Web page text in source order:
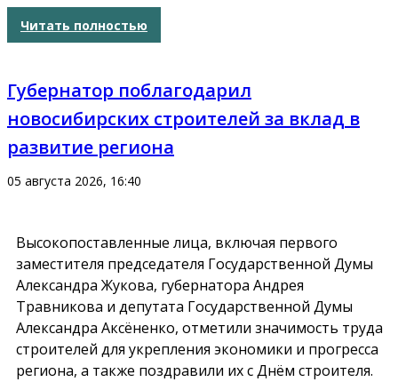
Читать полностью
Губернатор поблагодарил
новосибирских строителей за вклад в
развитие региона
05 августа 2026, 16:40
Высокопоставленные лица, включая первого
заместителя председателя Государственной Думы
Александра Жукова, губернатора Андрея
Травникова и депутата Государственной Думы
Александра Аксёненко, отметили значимость труда
строителей для укрепления экономики и прогресса
региона, а также поздравили их с Днём строителя.